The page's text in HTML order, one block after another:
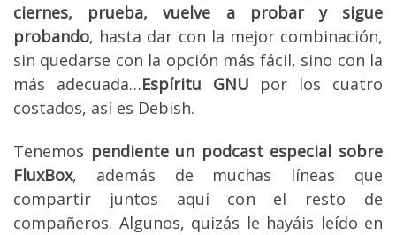
ciernes, prueba, vuelve a probar y sigue
probando, hasta dar con la mejor combinación,
sin quedarse con la opción más fácil, sino con la
más adecuada…Espíritu GNU por los cuatro
costados, así es Debish.
Tenemos pendiente un podcast especial sobre
FluxBox, además de muchas líneas que
compartir juntos aquí con el resto de
compañeros. Algunos, quizás le hayáis leído en